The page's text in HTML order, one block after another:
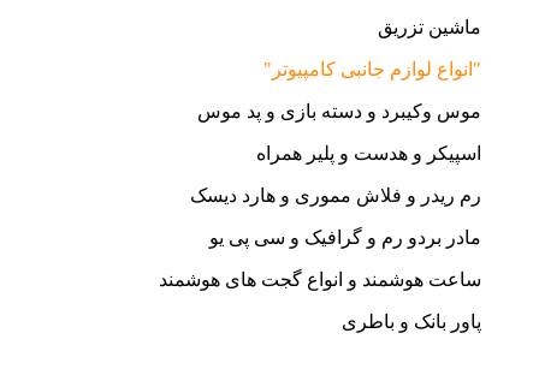
ماشین تزریق
"انواع لوازم جانبی کامپیوتر"
موس وکیبرد و دسته بازی و پد موس
اسپیکر و هدست و پلیر همراه
رم ریدر و فلاش مموری و هارد دیسک
مادر بردو رم و گرافیک و سی پی یو
ساعت هوشمند و انواع گجت های هوشمند
پاور بانک و باطری